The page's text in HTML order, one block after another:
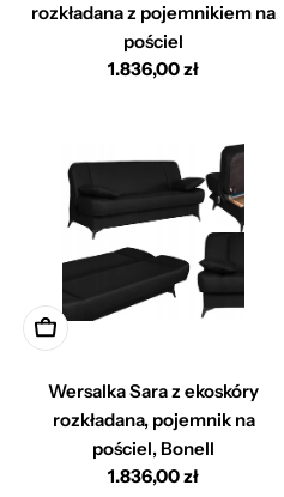
rozkładana z pojemnikiem na
pościel
Cena
1.836,00 zł
Dodaj do koszyka
Wersalka Sara z ekoskóry
rozkładana, pojemnik na
pościel, Bonell
Cena
1.836,00 zł